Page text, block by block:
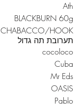
Ath
BLACKBURN 60g
CHABACCO/HOOK
תערובת תה גדול
cocoloco
Cuba
Mr Eds
OASIS
Pablo